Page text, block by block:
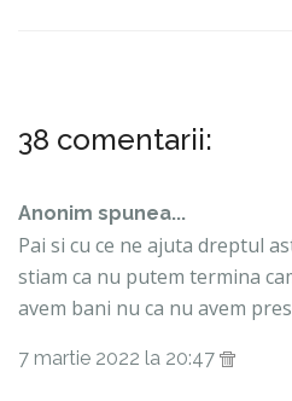
38 comentarii:
Anonim spunea...
Pai si cu ce ne ajuta dreptul
stiam ca nu putem termina
avem bani nu ca nu avem
7 martie 2022 la 20:47